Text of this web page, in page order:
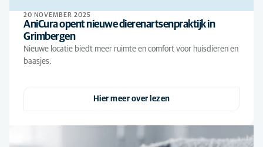
20 NOVEMBER 2025
AniCura opent nieuwe dierenartsenpraktijk in
Grimbergen
Nieuwe locatie biedt meer ruimte en comfort voor huisdieren en
baasjes.
Hier meer over lezen